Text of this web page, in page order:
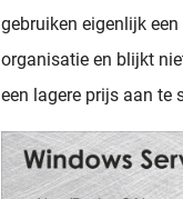
gebruiken eigenlijk
organisatie en blijkt
een lagere prijs aan te